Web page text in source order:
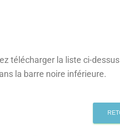
télécharger la liste ci-
la barre noire inférieure.